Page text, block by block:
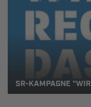
SR-KAMPAGNE